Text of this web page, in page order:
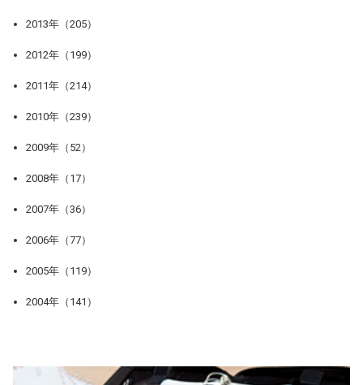
2013年（205）
2012年（199）
2011年（214）
2010年（239）
2009年（52）
2008年（17）
2007年（36）
2006年（77）
2005年（119）
2004年（141）